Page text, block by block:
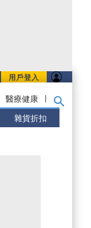
用戶登入
醫療健康 |
雜貨折扣